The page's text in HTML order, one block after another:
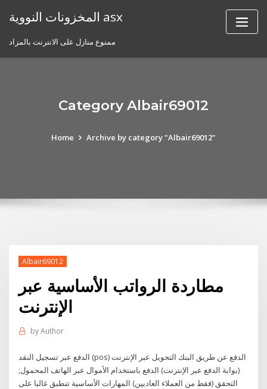
المخزونات النووية asx
ممنوع منازل على الانترنت بالمزاد
Category Albair69012
Home Archive by category "Albair69012"
Albair69012
مطاردة الرواتب الأساسية عبر
الإنترنت
byAuthor
الدفع عبر تسجيل النقد (pos) الدفع عن طريق البنك التحويل عبر الإنترنت
(بوابة الدفع عبر الإنترنت) الدفع باستخدام الأموال عبر الهاتف المحمول;
التحقق (فقط من العملاء العاديين) المهارات الأساسية تنطبق غالبا على